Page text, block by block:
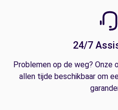
24/7
Problemen op de weg? Onze
allen tijde beschikbaar om